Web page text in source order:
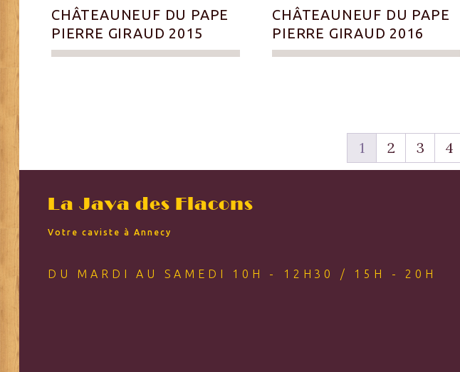
CHÂTEAUNEUF DU PAPE
PIERRE GIRAUD 2015
CHÂTEAUNEUF DU PAPE
PIERRE GIRAUD 2016
1 2 3 4
La Java des Flacons
Votre caviste à Annecy
DU MARDI AU SAMEDI 10H - 12H30 / 15H - 20H